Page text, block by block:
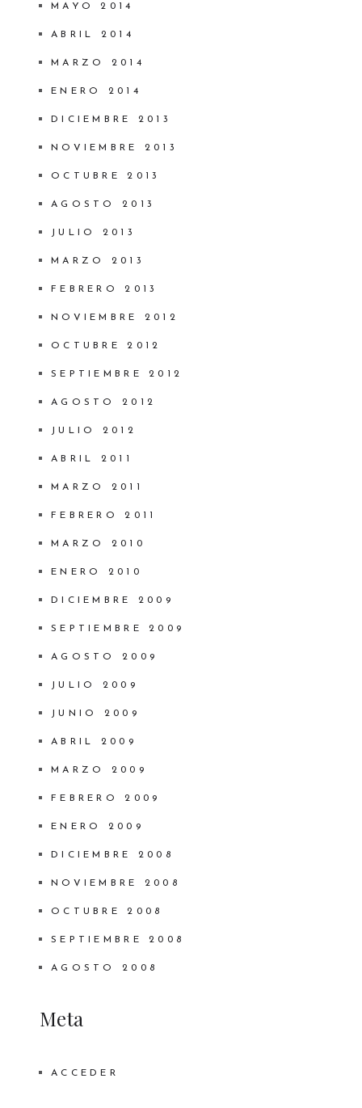
MAYO 2014
ABRIL 2014
MARZO 2014
ENERO 2014
DICIEMBRE 2013
NOVIEMBRE 2013
OCTUBRE 2013
AGOSTO 2013
JULIO 2013
MARZO 2013
FEBRERO 2013
NOVIEMBRE 2012
OCTUBRE 2012
SEPTIEMBRE 2012
AGOSTO 2012
JULIO 2012
ABRIL 2011
MARZO 2011
FEBRERO 2011
MARZO 2010
ENERO 2010
DICIEMBRE 2009
SEPTIEMBRE 2009
AGOSTO 2009
JULIO 2009
JUNIO 2009
ABRIL 2009
MARZO 2009
FEBRERO 2009
ENERO 2009
DICIEMBRE 2008
NOVIEMBRE 2008
OCTUBRE 2008
SEPTIEMBRE 2008
AGOSTO 2008
Meta
ACCEDER